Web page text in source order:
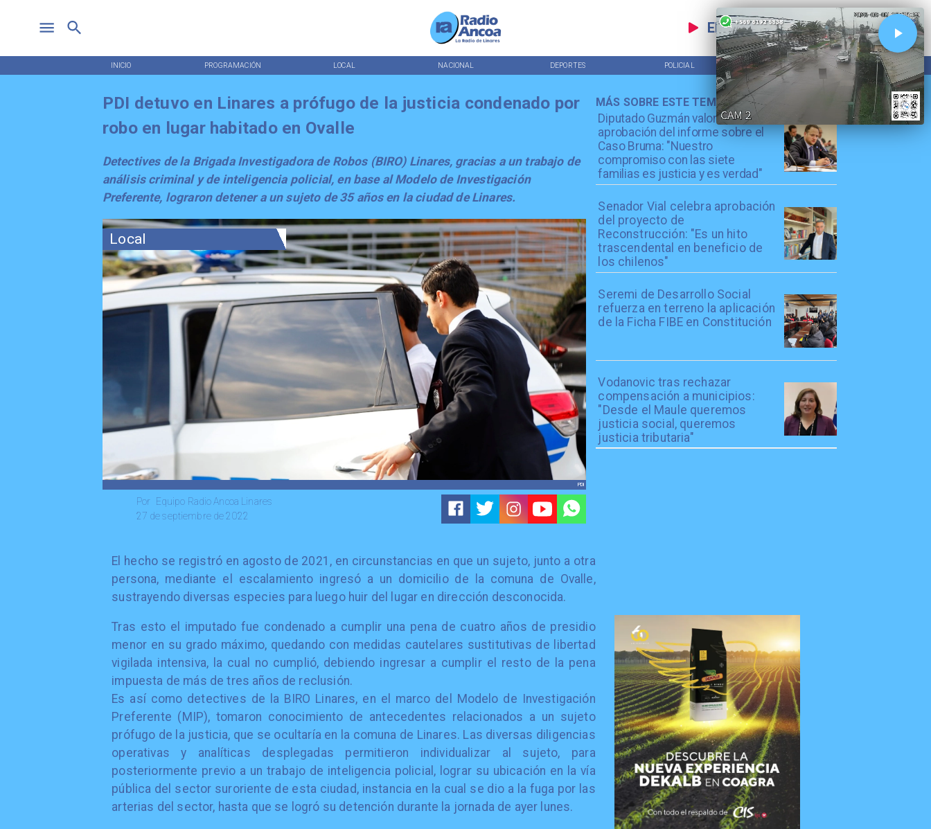
EN VIVO
INICIO PROGRAMACIÓN LOCAL NACIONAL DEPORTES POLICIAL TENDENCIAS
Local
Equipo Radio Ancoa Linares
Por
27 de septiembre de 2022
PDI
Diputado Guzmán valora
aprobación del informe sobre el
Caso Bruma: "Nuestro
compromiso con las siete
familias es justicia y es verdad"
Senador Vial celebra aprobación
del proyecto de
Reconstrucción: "Es un hito
trascendental en beneficio de
los chilenos"
Seremi de Desarrollo Social
refuerza en terreno la aplicación
de la Ficha FIBE en Constitución
Vodanovic tras rechazar
compensación a municipios:
"Desde el Maule queremos
justicia social, queremos
justicia tributaria"
MÁS SOBRE ESTE TEMA
PDI detuvo en Linares a prófugo de la justicia condenado por
robo en lugar habitado en Ovalle
Detectives de la Brigada Investigadora de Robos (BIRO) Linares, gracias a un trabajo de
análisis criminal y de inteligencia policial, en base al Modelo de Investigación
Preferente, lograron detener a un sujeto de 35 años en la ciudad de Linares.
El hecho se registró en agosto de 2021, en circunstancias en que un sujeto, junto a otra
persona, mediante el escalamiento ingresó a un domicilio de la comuna de Ovalle,
sustrayendo diversas especies para luego huir del lugar en dirección desconocida.
Tras esto el imputado fue condenado a cumplir una pena de cuatro años de presidio
menor en su grado máximo, quedando con medidas cautelares sustitutivas de libertad
vigilada intensiva, la cual no cumplió, debiendo ingresar a cumplir el resto de la pena
impuesta de más de tres años de reclusión.
Es así como detectives de la BIRO Linares, en el marco del Modelo de Investigación
Preferente (MIP), tomaron conocimiento de antecedentes relacionados a un sujeto
prófugo de la justicia, que se ocultaría en la comuna de Linares. Las diversas diligencias
operativas y analíticas desplegadas permitieron individualizar al sujeto, para
posteriormente previo a un trabajo de inteligencia policial, lograr su ubicación en la vía
pública del sector suroriente de esta ciudad, instancia en la cual se dio a la fuga por las
arterias del sector, hasta que se logró su detención durante la jornada de ayer lunes.